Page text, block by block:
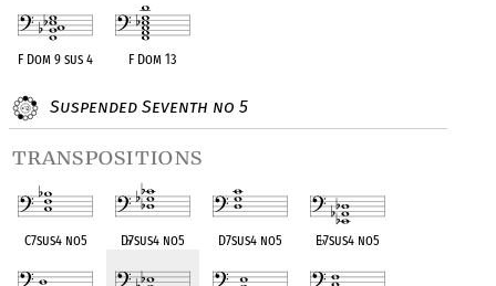
F Dom 9 sus 4 F Dom 13
Suspended Seventh no 5
transpositions
C7sus4 no5 D♭7sus4 no5 D7sus4 no5 E♭7sus4 no5